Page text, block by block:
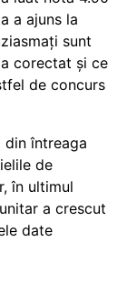
a ajuns la
sunt
corectat și ce
de concurs
din întreaga
de
în ultimul
a crescut
date